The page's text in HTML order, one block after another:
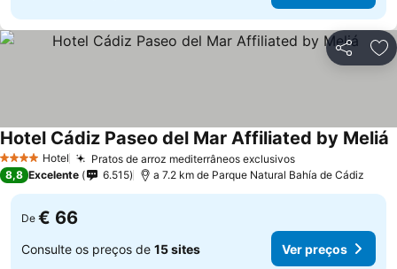
Partilhar
4 EstrelasHotel Pratos de arroz mediterrâneos exclusivos
Hotel Cádiz Paseo del Mar Affiliated by Meliá
8,8 Excelente 6.515 a 7.2 km de Parque Natural Bahía de Cádiz
De € 66
Consulte os preços de 15 sites Ver preços